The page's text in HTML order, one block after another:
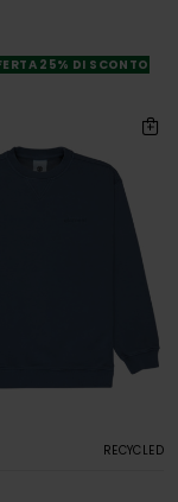
25% DI SCONTO
RECYCLED